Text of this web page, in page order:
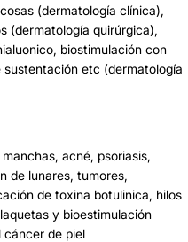
(dermatología clínica),
(dermatología quirúrgica),
biostimulación con
etc (dermatología
acné, psoriasis,
de lunares, tumores,
de toxina botulinica, hilos
y bioestimulación
cáncer de piel